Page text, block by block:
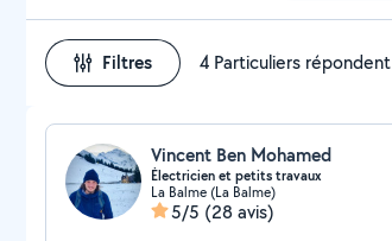
Filtres 4 Particuliers répondent
Vincent Ben Mohamed
Électricien et petits travaux
La Balme (La Balme)
5/5 (28 avis)